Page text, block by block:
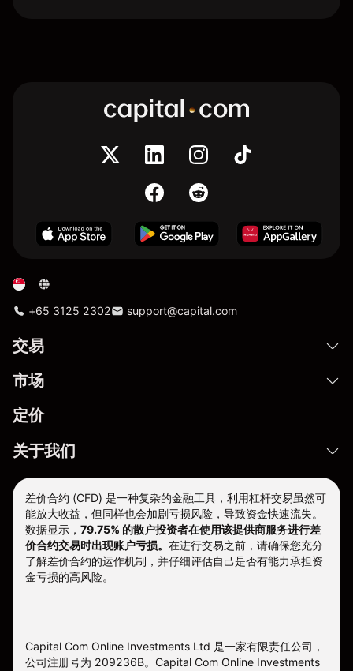
+65 3125 2302 support@capital.com
交易
市场
定价
关于我们
差价合约 (CFD) 是一种复杂的金融工具，利用杠杆交易虽然可
能放大收益，但同样也会加剧亏损风险，导致资金快速流失。
数据显示， 79.75% 的散户投资者在使用该提供商服务进行差
价合约交易时出现账户亏损。 在进行交易之前，请确保您充分
了解差价合约的运作机制，并仔细评估自己是否有能力承担资
金亏损的高风险。
Capital Com Online Investments Ltd 是一家有限责任公司，
公司注册号为 209236B。Capital Com Online Investments